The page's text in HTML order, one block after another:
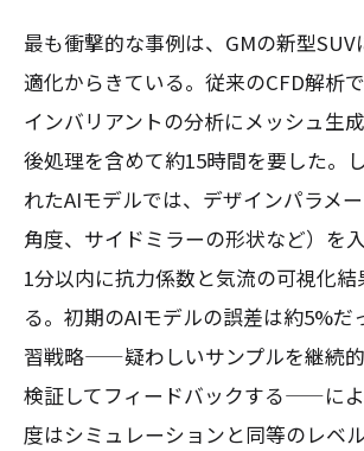
最も衝撃的な事例は、GMの新型
適化からきている。従来のCFD解析
インバリアントの分析にメッシュ生
後処理を含めて約15時間を要した。
れたAIモデルでは、デザインパラメ
角度、サイドミラーの形状など）を入
1分以内に抗力係数と気流の可視化結
る。初期のAIモデルの誤差は約5%だ
習戦略——疑わしいサンプルを継続
検証してフィードバックする——に
度はシミュレーションと同等のレベ